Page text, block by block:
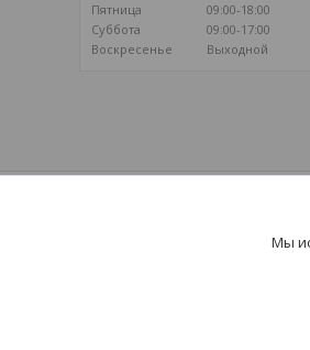
Пятница
09:00-18:00
Суббота
09:00-17:00
Воскресенье
Выходной
воздушного отопления - путь
Мы